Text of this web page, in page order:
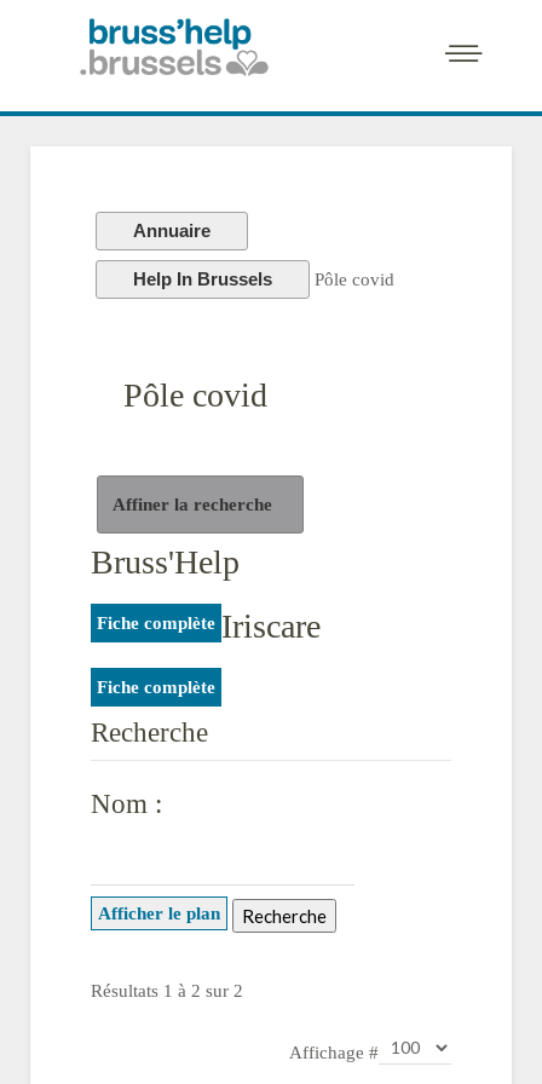
Annuaire
Help In Brussels Pôle covid
Pôle covid
Affiner la recherche
Bruss'Help
Fiche complète Iriscare
Fiche complète
Recherche
Nom :
Afficher le plan
Résultats 1 à 2 sur 2
Affichage #